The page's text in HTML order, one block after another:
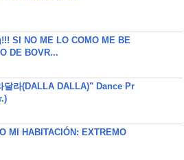
SI NO ME LO COMO ME BE
DE BOVR...
달라(DALLA DALLA)" Dance Pr
MI HABITACIÓN: EXTREMO